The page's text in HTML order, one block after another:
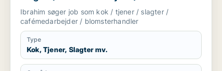
blomsterhandler
Ibrahim søger job som kok / tjener / slagter /
cafémedarbejder / blomsterhandler
Type
Kok, Tjener, Slagter mv.